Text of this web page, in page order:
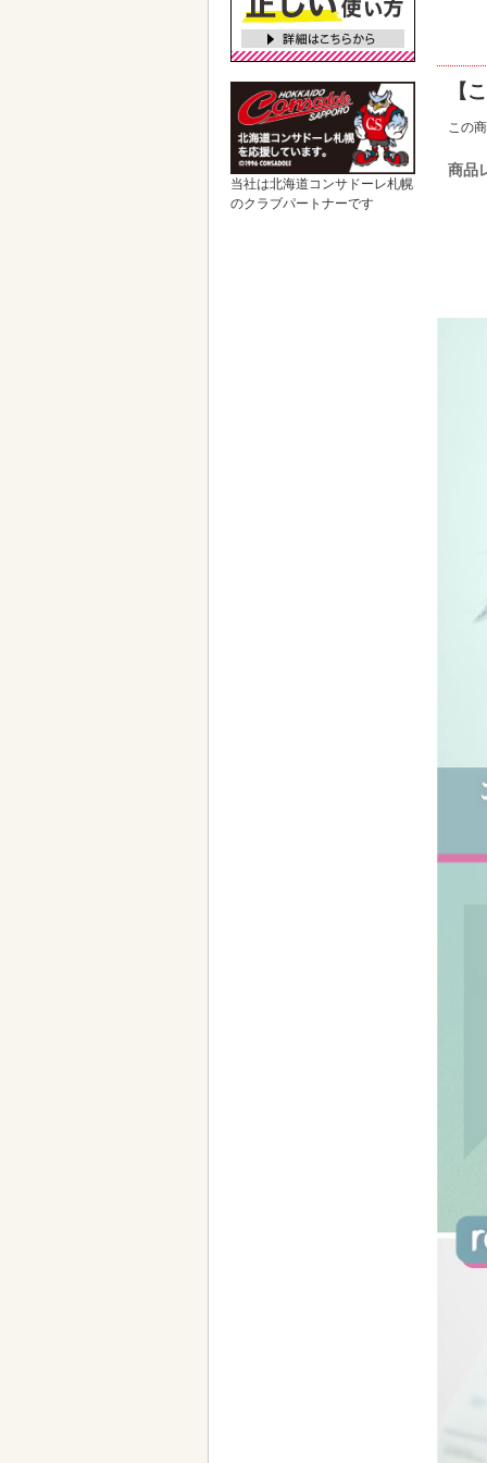
当社は北海道コンサドーレ札幌
のクラブパートナーです
【
この
商品